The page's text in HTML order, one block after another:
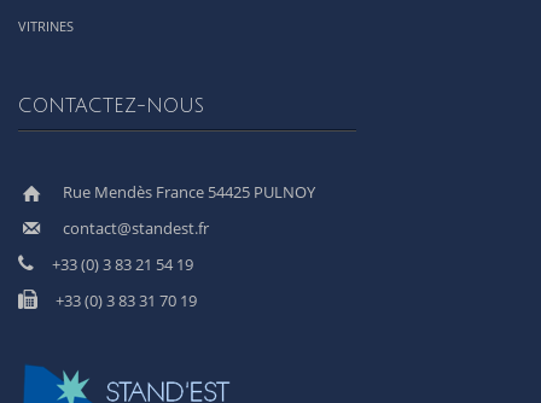
VITRINES
CONTACTEZ-NOUS
Rue Mendès France 54425 PULNOY
contact@standest.fr
+33 (0) 3 83 21 54 19
+33 (0) 3 83 31 70 19